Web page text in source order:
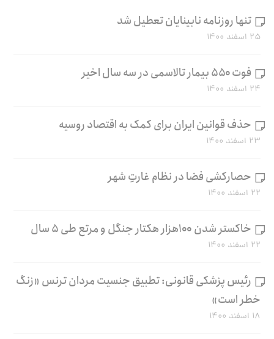
تنها روزنامه نابینایان تعطیل شد
۲۵ اسفند ۱۴۰۰
فوت ۵۵۰ بیمار تالاسمی در سه سال اخیر
۲۴ اسفند ۱۴۰۰
حذف قوانین ایران برای کمک به اقتصاد روسیه
۲۳ اسفند ۱۴۰۰
حصارکشی فضا در نظام غارتِ شهر
۲۲ اسفند ۱۴۰۰
خاکستر شدن ۱۰۰هزار هکتار جنگل و مرتع طی ۵ سال
۲۲ اسفند ۱۴۰۰
رئیس پزشکی قانونی: تطبیق جنسیت مردان ترنس «زنگ
خطر است»
۱۸ اسفند ۱۴۰۰